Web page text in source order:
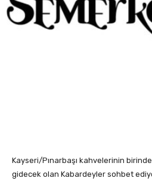
Kayseri/Pınarbaşı kahvelerinin
gidecek olan Kabardeyler sohbet